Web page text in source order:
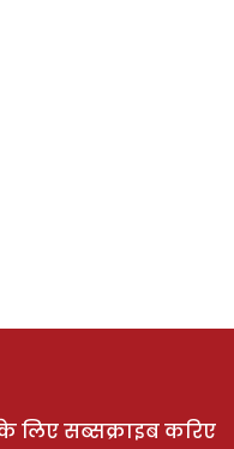
लिए सब्सक्राइब करिए